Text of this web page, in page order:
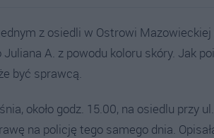
z osiedli w Ostrowi Mazowieckiej
A. z powodu koloru skóry. Jak
być sprawcą.
około godz. 15.00, na osiedlu przy
na policję tego samego dnia.